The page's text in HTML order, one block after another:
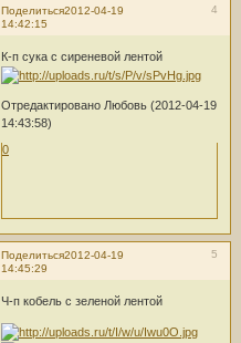
Поделиться 4
2012-04-19
14:42:15
К-п сука с сиреневой лентой
Отредактировано Любовь (2012-04-19
14:43:58)
0
Поделиться 5
2012-04-19
14:45:29
Ч-п кобель с зеленой лентой